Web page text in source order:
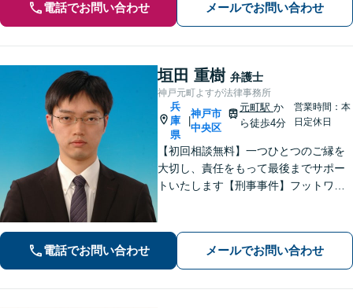
電話でお問い合わせ メールでお問い合わせ
垣田 重樹 弁護士
神戸元町よすが法律事務所
兵
庫
県
神戸市
中央区
元町駅 か
ら徒歩4分
営業時間：本
日定休日
【初回相談無料】一つひとつのご縁を
大切し、責任をもって最後までサポー
トいたします【刑事事件】フットワー
題】経済面やお子さまの将来を見据
え、納得できる解決策を提案【元町駅4
分】
電話でお問い合わせ メールでお問い合わせ